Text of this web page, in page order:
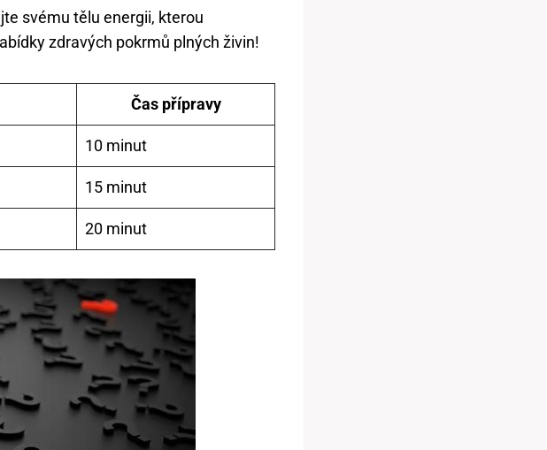
svému tělu energii, kterou
zdravých pokrmů plných živin!
Čas přípravy
10 minut
15 minut
20 minut